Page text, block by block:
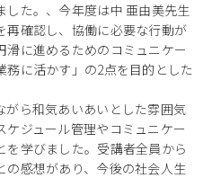
た。、今年度は中 亜由美先生
再確認し、協働に必要な行動が
に進めるためのコミュニケー
務に活かす」の2点を目的とした
ら和気あいあいとした雰囲気
ジュール管理やコミュニケー
を学びました。受講者全員から
感想があり、今後の社会人生